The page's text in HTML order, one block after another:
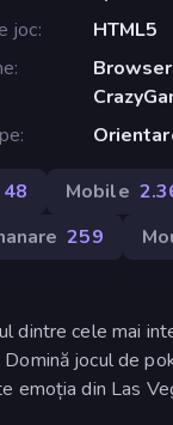
joc
HTML5
48 Mobile
259
dintre cele mai
Domină jocul de
emoția din Las